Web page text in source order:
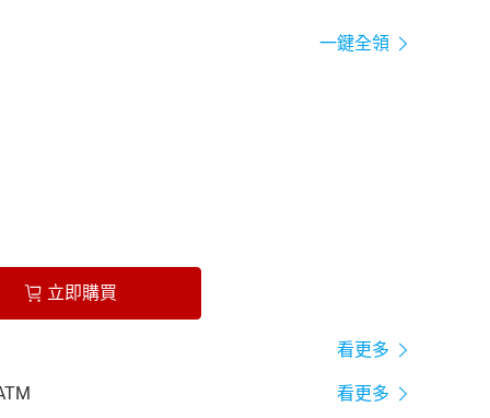
一鍵全領
立即購買
看更多
看更多